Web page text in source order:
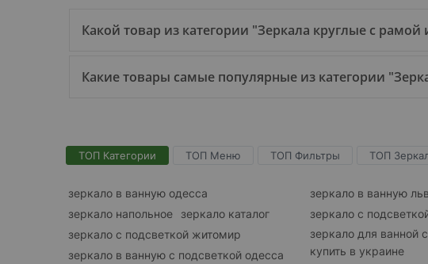
Какой товар из категории "Зеркала круглые с
Какие товары самые популярные из категории
ТОП Категории ТОП Меню ТОП Фильтры ТОП
зеркало в ванную одесса
зеркало напольное зеркало каталог
зеркало с подсветкой житомир
зеркало в ванную с подсветкой одесса
зеркало в ванную
зеркало с
зеркало для ванной
купить в украине